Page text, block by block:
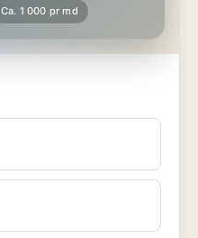
Ca. 1 000 pr md